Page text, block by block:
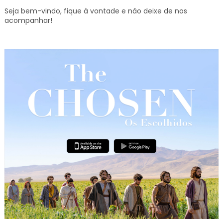
Seja bem-vindo, fique à vontade e não deixe de nos
acompanhar!